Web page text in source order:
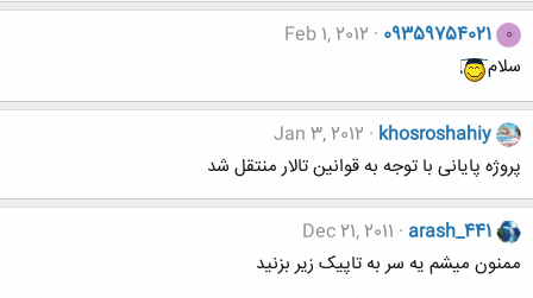
0
09359754021
Feb 1, 2012
سلام
khosroshahiy
Jan 3, 2012
پروژه پایانی با توجه به قوانین تالار منتقل شد
arash_441
Dec 21, 2011
ممنون میشم یه سر به تاپیک زیر بزنید